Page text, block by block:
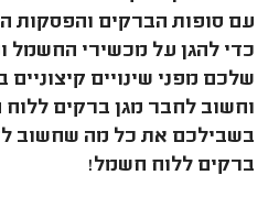
עם סופות הברקים והפסקות
כדי להגן על מכשירי החשמל
שלכם מפני שינויים
וחשוב לחבר מגן ברקים
בשבילכם את כל מה שחשוב
ברקים ללוח חשמל!